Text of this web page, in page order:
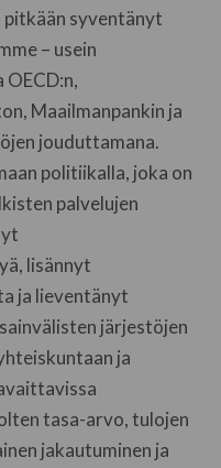
pitkään syventänyt
– usein
Maailmanpankin ja
jouduttamana.
politiikalla, joka on
palvelujen
lisännyt
ja lieventänyt
järjestöjen
ja
tasa-arvo, tulojen
jakautuminen ja